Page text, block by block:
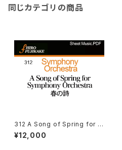
同じカテゴリの商品
312 A Song of Spring for S
ymphony Orchestra(春の
詩–管弦楽)
¥12,000